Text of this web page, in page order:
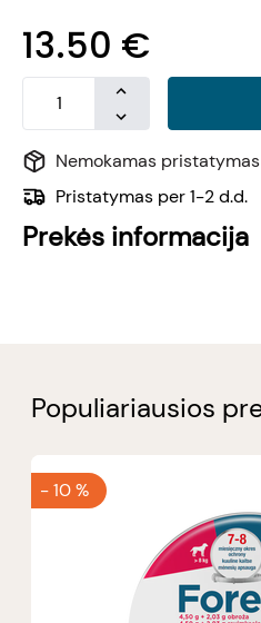
13.50 €
Nemokamas
Pristatymas per 1-2 d.d.
Prekės informacija
Populiariausios
-10 %